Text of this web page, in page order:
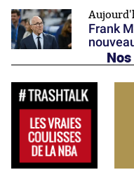
Frank